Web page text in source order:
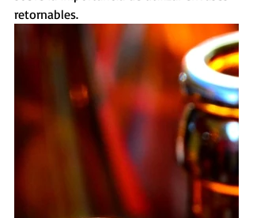
retornables.